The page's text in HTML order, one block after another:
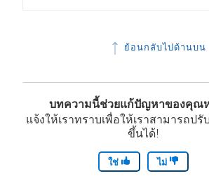
ย้อนกลับไปด้านบน
บทความนี้ช่วยแก้ปัญหาของคุณ
แจ้งให้เราทราบเพื่อให้เราสามารถปรั
ขึ้นได้!
ใช่ ไม่